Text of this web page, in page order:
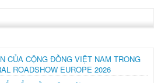
CỦA CỘNG ĐỒNG VIỆT NAM TRONG
ROADSHOW EUROPE 2026